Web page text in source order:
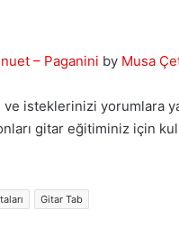
– Paganini by Musa
ve isteklerinizi yorumlara
gitar eğitiminiz için
Gitar Tab